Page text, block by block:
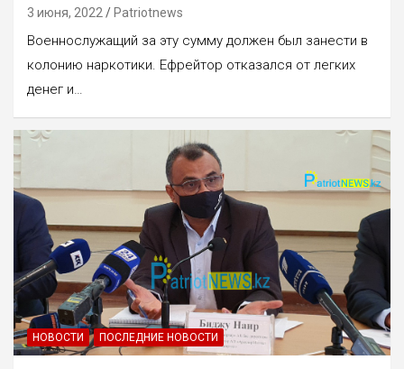
3 июня, 2022 Patriotnews
Военнослужащий за эту сумму должен был занести в
колонию наркотики. Ефрейтор отказался от легких
денег и…
НОВОСТИ ПОСЛЕДНИЕ НОВОСТИ